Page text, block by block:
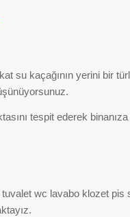
su kaçağının yerini bir
tespit ederek
tuvalet wc lavabo klozet pis